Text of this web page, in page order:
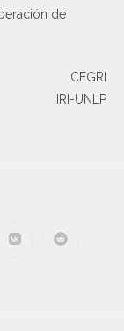
de
CEGRI
IRI-UNLP